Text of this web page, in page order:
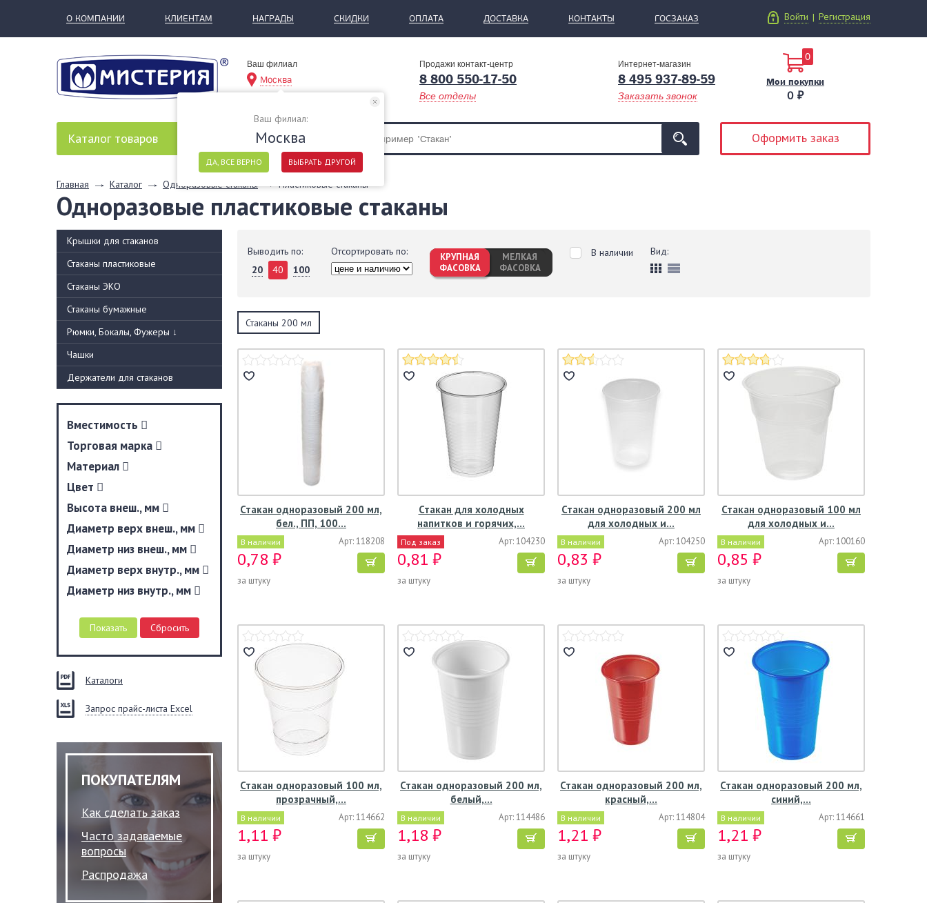
О КОМПАНИИ КЛИЕНТАМ НАГРАДЫ СКИДКИ ОПЛАТА ДОСТАВКА КОНТАКТЫ ГОСЗАКАЗ Войти | Регистрация
Ваш филиал
Москва
Продажи контакт-центр
8 800 550-17-50
Все отделы
Ваш филиал:
Москва
ДА, ВСЕ ВЕРНО ВЫБРАТЬ ДРУГОЙ
Интернет-магазин
8 495 937-89-59
Заказать звонок
0
Мои покупки
0 ₽
Каталог товаров Оформить заказ
Главная Каталог Одноразовые стаканы Пластиковые стаканы
Одноразовые пластиковые стаканы
Крышки для стаканов
Стаканы пластиковые
Стаканы ЭКО
Стаканы бумажные
Рюмки, Бокалы, Фужеры ↓
Чашки
Держатели для стаканов
Вместимость
Торговая марка
Материал
Цвет
Высота внеш., мм
Диаметр верх внеш., мм
Диаметр низ внеш., мм
Диаметр верх внутр., мм
Диаметр низ внутр., мм
Каталоги
Запрос прайс-листа Excel
ПОКУПАТЕЛЯМ
Как сделать заказ
Часто задаваемые
вопросы
Распродажа
Выводить по:
20
40 100
Отсортировать по:
КРУПНАЯ
ФАСОВКА
МЕЛКАЯ
ФАСОВКА
В наличии Вид:
Стаканы 200 мл
Стакан одноразовый 200 мл,
бел., ПП, 100…
В наличии Арт: 118208
0,78 ₽
за штуку
Стакан для холодных
напитков и горячих,…
Под заказ Арт: 104230
0,81 ₽
за штуку
Стакан одноразовый 200 мл
для холодных и…
В наличии Арт: 104250
0,83 ₽
за штуку
Стакан одноразовый 100 мл
для холодных и…
В наличии Арт: 100160
0,85 ₽
за штуку
Стакан одноразовый 100 мл,
прозрачный,…
В наличии Арт: 114662
1,11 ₽
за штуку
Стакан одноразовый 200 мл,
белый,…
В наличии Арт: 114486
1,18 ₽
за штуку
Стакан одноразовый 200 мл,
красный,…
В наличии Арт: 114804
1,21 ₽
за штуку
Стакан одноразовый 200 мл,
синий,…
В наличии Арт: 114661
1,21 ₽
за штуку